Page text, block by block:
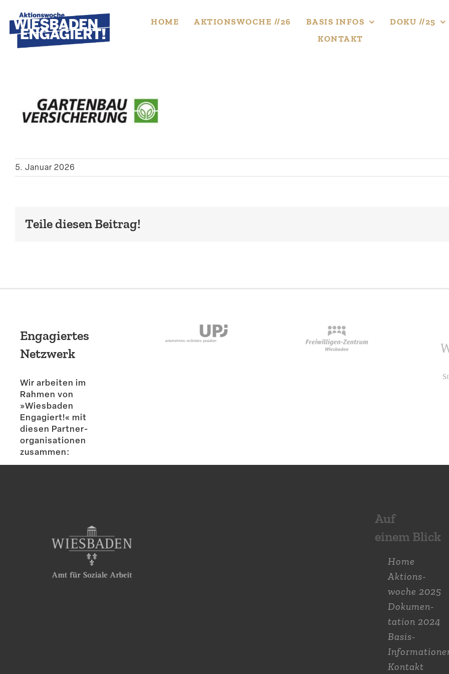
to
content
HOME AKTIONS­WOCHE //26 BASIS INFOS
DOKU //25
KONTAKT
5. Januar 2026
Teile diesen Beitrag!
Engagiertes
Netzwerk
Wir arbeiten im
Rahmen von
»Wiesbaden
Engagiert!« mit
diesen Partner­
or­ga­ni­sa­tionen
zusammen:
Auf
einem Blick
Home
Aktions­
woche 2025
Dokumen­
tation 2024
Basis-
Kontakt